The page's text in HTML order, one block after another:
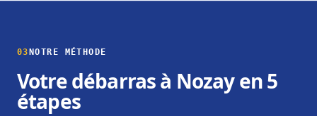
03 NOTRE MÉTHODE
Votre débarras à Nozay en 5
étapes